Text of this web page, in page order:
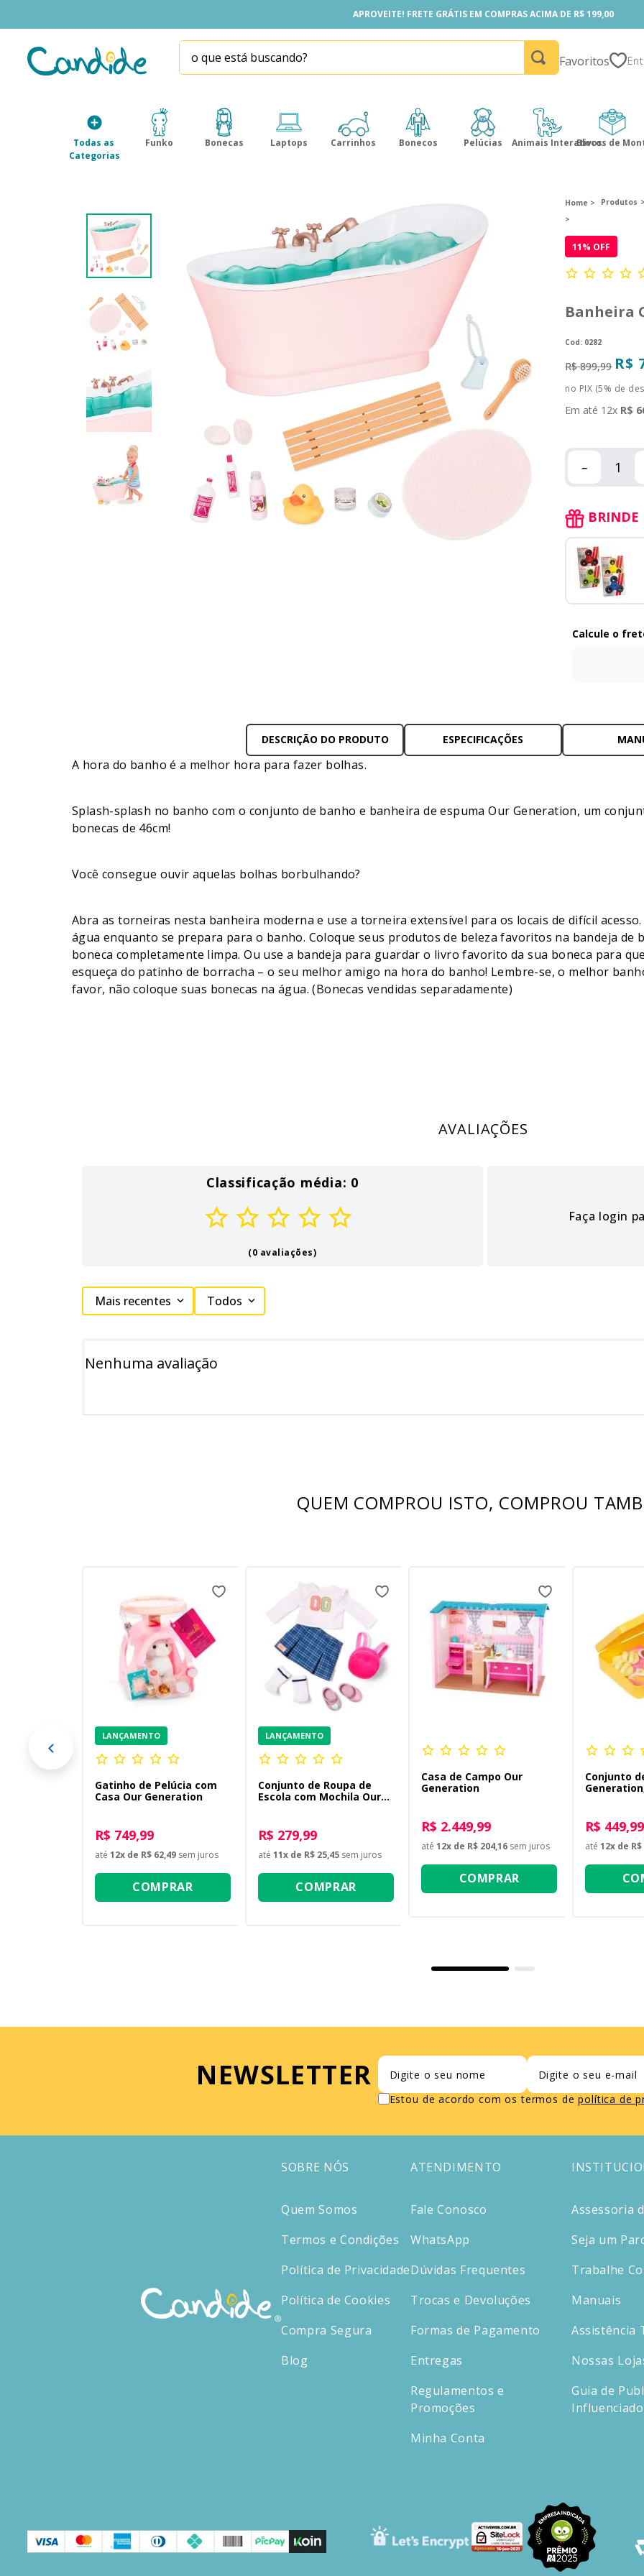
APROVEITE! FRETE GRÁTIS EM COMPRAS ACIMA DE R$ 199,00
APROVEITE! FRETE GRÁTIS EM COMPRAS ACIMA DE R$ 199,00
o que está buscando?
Favoritos
Todas as
Categorias
Funko Bonecas Laptops Carrinhos Bonecos Pelúcias Animais Interativos
Blocos de
Produtos
11% OFF
Banheira
: 0282
R$ 899,99 R$
no PIX (5% de
Em até 12x R$
－
BRINDE
DESCRIÇÃO DO PRODUTO ESPECIFICAÇÕES
A hora do banho é a melhor hora para fazer bolhas.
Splash-splash no banho com o conjunto de banho e banheira de espuma Our Generation, um
bonecas de 46cm!
Você consegue ouvir aquelas bolhas borbulhando?
Abra as torneiras nesta banheira moderna e use a torneira extensível para os locais de difícil
água enquanto se prepara para o banho. Coloque seus produtos de beleza favoritos na bandeja de
boneca completamente limpa. Ou use a bandeja para guardar o livro favorito da sua boneca para
esqueça do patinho de borracha – o seu melhor amigo na hora do banho! Lembre-se, o melhor
favor, não coloque suas bonecas na água. (Bonecas vendidas separadamente)
AVALIAÇÕES
Classificação média: 0
(0 avaliações)
Faça login
Mais recentes Todos
Nenhuma avaliação
QUEM COMPROU ISTO, COMPROU
LANÇAMENTO
Gatinho de Pelúcia com
Casa Our Generation
R$ 749,99
até 12x de R$ 62,49 sem juros
COMPRAR
LANÇAMENTO
Conjunto de Roupa de
Escola com Mochila Our
R$ 279,99
até 11x de R$ 25,45 sem juros
COMPRAR
Casa de Campo Our
Generation
R$ 2.449,99
até 12x de R$ 204,16 sem juros
COMPRAR
Conjunto
R$ 449,99
até 12x de
NEWSLETTER
Estou de acordo com os termos de política de
SOBRE NÓS
Quem Somos
Termos e Condições
Política de Privacidade
Política de Cookies
Compra Segura
Blog
ATENDIMENTO
Fale Conosco
WhatsApp
Dúvidas Frequentes
Trocas e Devoluções
Formas de Pagamento
Entregas
Regulamentos e
Promoções
Minha Conta
Assessoria
Seja um
Trabalhe
Manuais
Assistência
Nossas
Guia de
fill the fridge
homem aranha
7
our generation
8º
funko pop
9
guerreiras kpop
10